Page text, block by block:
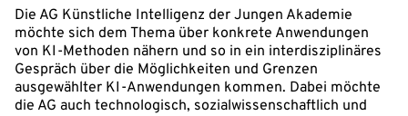
Die AG Künstliche Intelligenz der Jungen Akademie
möchte sich dem Thema über konkrete Anwendungen
von KI-Methoden nähern und so in ein interdisziplinäres
Gespräch über die Möglichkeiten und Grenzen
ausgewählter KI-Anwendungen kommen. Dabei möchte
die AG auch technologisch, sozialwissenschaftlich und